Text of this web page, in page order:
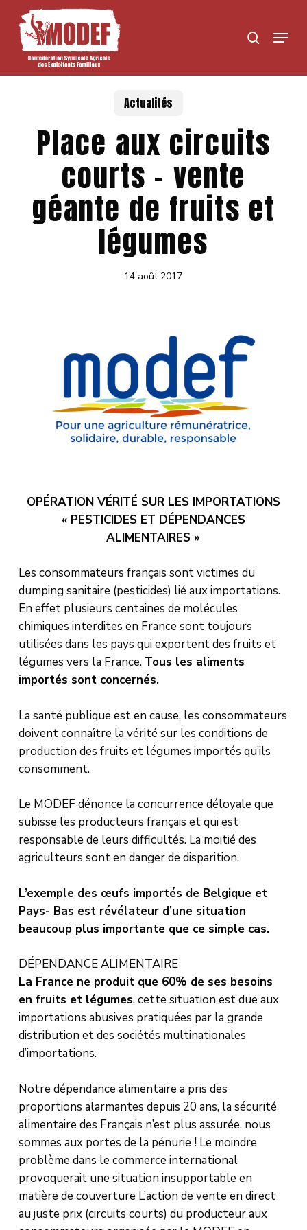
content
search
Menu
Actualités
Place aux circuits
courts – vente
géante de fruits et
légumes
14 août 2017
OPÉRATION VÉRITÉ SUR LES IMPORTATIONS
« PESTICIDES ET DÉPENDANCES
ALIMENTAIRES »
Les consommateurs français sont victimes du
dumping sanitaire (pesticides) lié aux importations.
En effet plusieurs centaines de molécules
chimiques interdites en France sont toujours
utilisées dans les pays qui exportent des fruits et
légumes vers la France. Tous les aliments
importés sont concernés.
La santé publique est en cause, les consommateurs
doivent connaître la vérité sur les conditions de
production des fruits et légumes importés qu’ils
consomment.
Le MODEF dénonce la concurrence déloyale que
subisse les producteurs français et qui est
responsable de leurs difficultés. La moitié des
agriculteurs sont en danger de disparition.
L’exemple des œufs importés de Belgique et
Pays- Bas est révélateur d’une situation
beaucoup plus importante que ce simple cas.
DÉPENDANCE ALIMENTAIRE
La France ne produit que 60% de ses besoins
en fruits et légumes, cette situation est due aux
importations abusives pratiquées par la grande
distribution et des sociétés multinationales
d’importations.
Notre dépendance alimentaire a pris des
proportions alarmantes depuis 20 ans, la sécurité
alimentaire des Français n’est plus assurée, nous
sommes aux portes de la pénurie ! Le moindre
problème dans le commerce international
provoquerait une situation insupportable en
matière de couverture L’action de vente en direct
au juste prix (circuits courts) du producteur aux